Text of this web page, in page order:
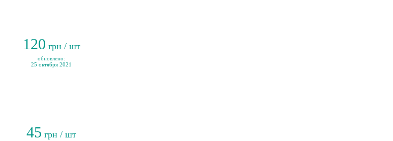
120 грн / шт
обновлено:
25 октября 2021
45 грн / шт